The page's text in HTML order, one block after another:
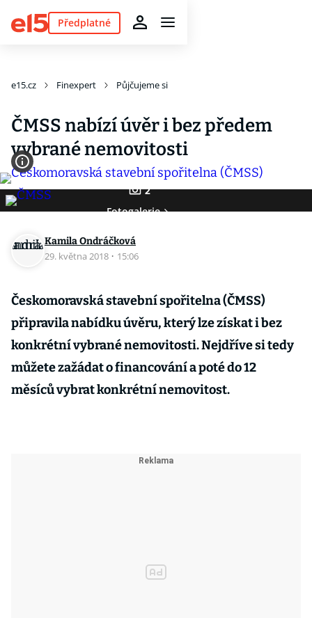
Předplatné
e15.cz Finexpert Půjčujeme si
ČMSS nabízí úvěr i bez předem
vybrané nemovitosti
2
Fotogalerie
Kamila Ondráčková
29. května 2018 · 15:06
Českomoravská stavební spořitelna (ČMSS)
připravila nabídku úvěru, který lze získat i bez
konkrétní vybrané nemovitosti. Nejdříve si tedy
můžete zažádat o financování a poté do 12
měsíců vybrat konkrétní nemovitost.